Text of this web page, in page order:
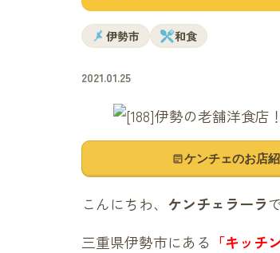
伊勢市 和食
2021.01.25
ケンチェのお店
こんにちわ、 ケンチェラーラ
三重県伊勢市にある 「キッチ